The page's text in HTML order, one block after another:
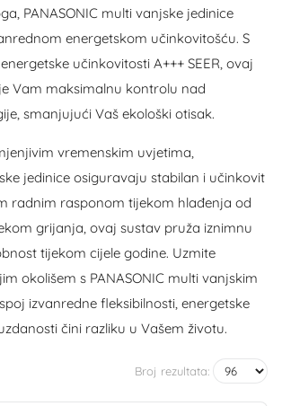
PANASONIC multi vanjske jedinice
energetskom učinkovitošću. S
učinkovitosti A+++ SEER, ovaj
Vam maksimalnu kontrolu nad
smanjujući Vaš ekološki otisak.
vremenskim uvjetima,
jedinice osiguravaju stabilan i učinkovit
radnim rasponom tijekom hlađenja od
grijanja, ovaj sustav pruža iznimnu
tijekom cijele godine. Uzmite
okolišem s PANASONIC multi vanjskim
izvanredne fleksibilnosti, energetske
čini razliku u Vašem životu.
Broj rezultata: